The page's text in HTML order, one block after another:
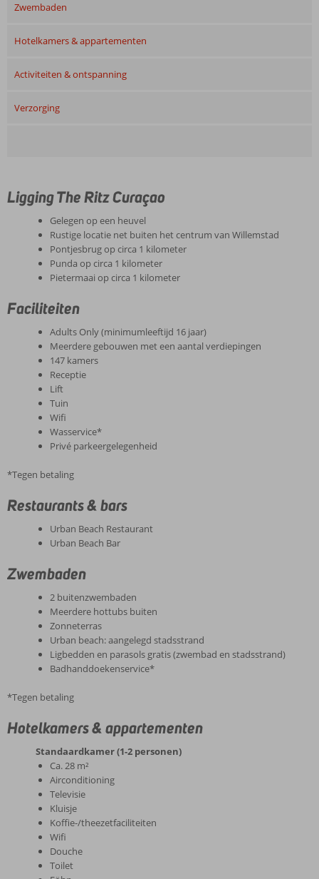
Zwembaden
Hotelkamers & appartementen
Activiteiten & ontspanning
Verzorging
Ligging The Ritz Curaçao
Gelegen op een heuvel
Rustige locatie net buiten het centrum van Willemstad
Pontjesbrug op circa 1 kilometer
Punda op circa 1 kilometer
Pietermaai op circa 1 kilometer
Faciliteiten
Adults Only (minimumleeftijd 16 jaar)
Meerdere gebouwen met een aantal verdiepingen
147 kamers
Receptie
Lift
Tuin
Wifi
Wasservice*
Privé parkeergelegenheid
*Tegen betaling
Restaurants & bars
Urban Beach Restaurant
Urban Beach Bar
Zwembaden
2 buitenzwembaden
Meerdere hottubs buiten
Zonneterras
Urban beach: aangelegd stadsstrand
Ligbedden en parasols gratis (zwembad en stadsstrand)
Badhanddoekenservice*
*Tegen betaling
Hotelkamers & appartementen
Standaardkamer (1-2 personen)
Ca. 28 m²
Airconditioning
Televisie
Kluisje
Koffie-/theezetfaciliteiten
Wifi
Douche
Toilet